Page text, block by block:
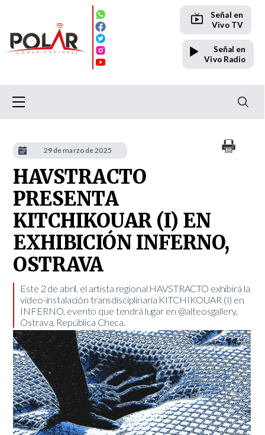
Señal en
Vivo TV
Señal en
Vivo Radio
HAVSTRACTO
PRESENTA
KITCHIKOUAR (I) EN
EXHIBICIÓN INFERNO,
OSTRAVA
Este 2 de abril, el artista regional HAVSTRACTO exhibirá la
video-instalación transdisciplinaria KITCHIKOUAR (I) en
INFERNO, evento que tendrá lugar en @alteosgallery,
Ostrava, República Checa.
29 de marzo de 2025